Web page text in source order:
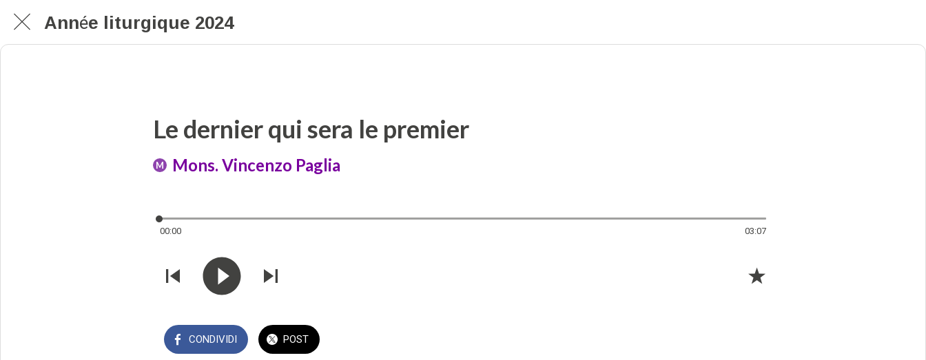
Année liturgique 2024
Le dernier qui sera le premier
M Mons. Vincenzo Paglia
00:00 03:07
CONDIVIDI POST